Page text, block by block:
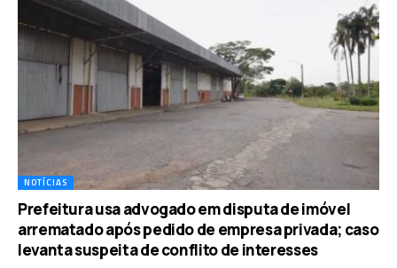
NOTÍCIAS
Prefeitura usa advogado em disputa de imóvel
arrematado após pedido de empresa privada; caso
levanta suspeita de conflito de interesses